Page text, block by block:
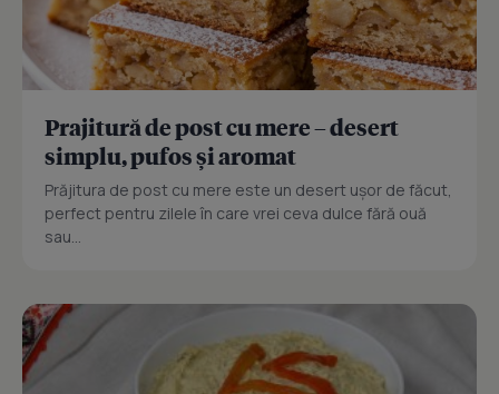
Prajitură de post cu mere – desert
simplu, pufos și aromat
Prăjitura de post cu mere este un desert ușor de făcut,
perfect pentru zilele în care vrei ceva dulce fără ouă
sau...